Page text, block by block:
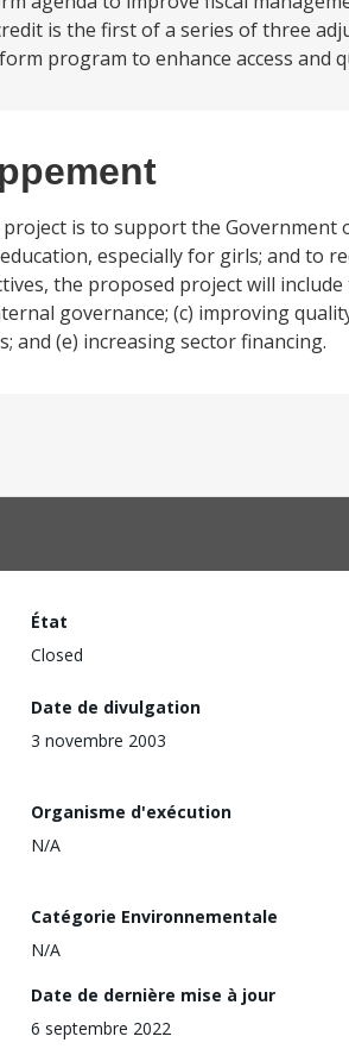
is the first of a series of three
program to enhance access and
is to support the
especially for girls; and to
the proposed project will
governance; (c) improving
(e) increasing sector financing.
État
Closed
Date de divulgation
3 novembre 2003
Organisme d'exécution
N/A
Catégorie Environnementale
N/A
Date de dernière mise à jour
6 septembre 2022